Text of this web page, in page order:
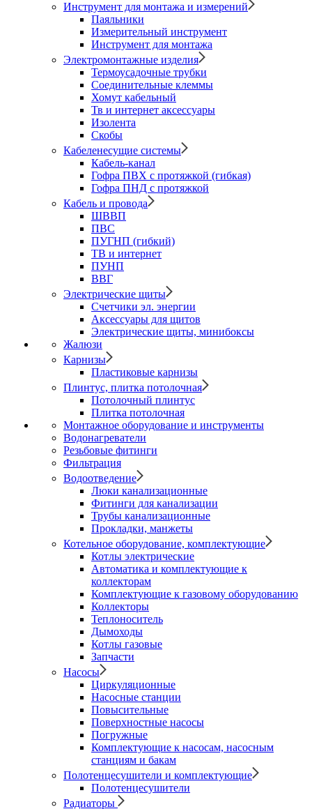
Инструмент для монтажа и измерений
Паяльники
Измерительный инструмент
Инструмент для монтажа
Электромонтажные изделия
Термоусадочные трубки
Соединительные клеммы
Хомут кабельный
Тв и интернет аксессуары
Изолента
Скобы
Кабеленесущие системы
Кабель-канал
Гофра ПВХ с протяжкой (гибкая)
Гофра ПНД с протяжкой
Кабель и провода
ШВВП
ПВС
ПУГНП (гибкий)
ТВ и интернет
ПУНП
ВВГ
Электрические щиты
Счетчики эл. энергии
Аксессуары для щитов
Электрические щиты, минибоксы
Жалюзи
Карнизы
Пластиковые карнизы
Плинтус, плитка потолочная
Потолочный плинтус
Плитка потолочная
Монтажное оборудование и инструменты
Водонагреватели
Резьбовые фитинги
Фильтрация
Водоотведение
Люки канализационные
Фитинги для канализации
Трубы канализационные
Прокладки, манжеты
Котельное оборудование, комплектующие
Котлы электрические
Автоматика и комплектующие к
коллекторам
Комплектующие к газовому оборудованию
Коллекторы
Теплоноситель
Дымоходы
Котлы газовые
Запчасти
Насосы
Циркуляционные
Насосные станции
Повысительные
Поверхностные насосы
Погружные
Комплектующие к насосам, насосным
станциям и бакам
Полотенцесушители и комплектующие
Полотенцесушители
Радиаторы